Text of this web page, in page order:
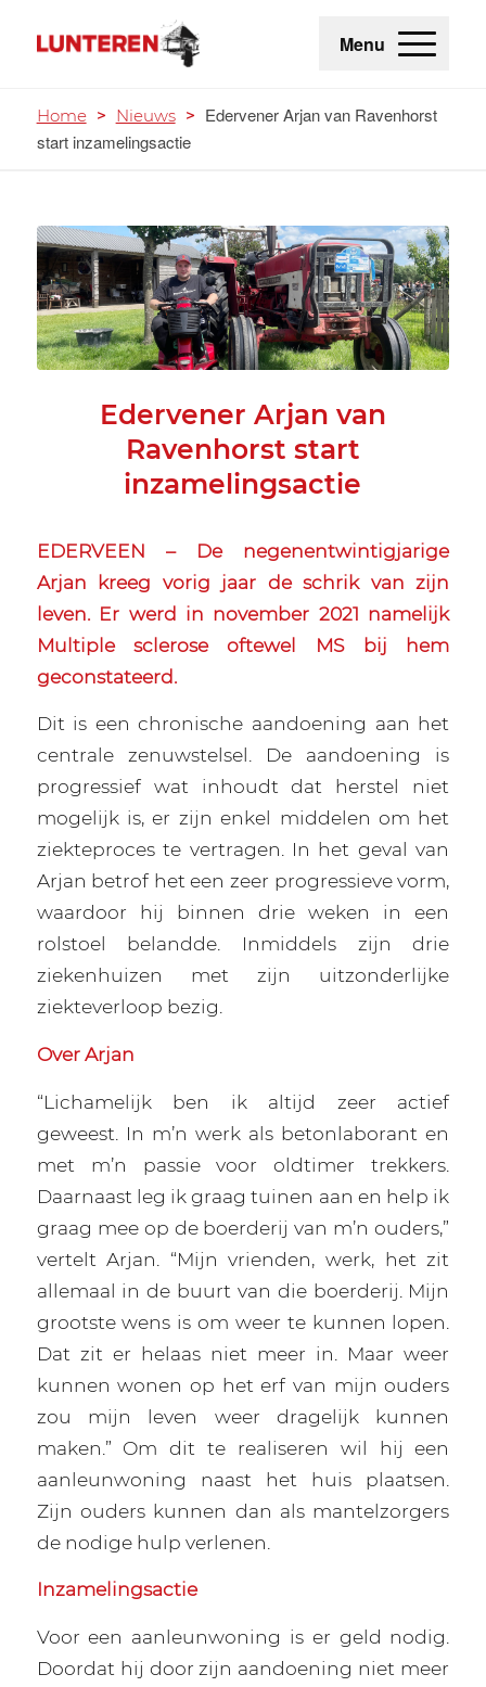
Menu
Home > Nieuws > Edervener Arjan van Ravenhorst
start inzamelingsactie
Edervener Arjan van
Ravenhorst start
inzamelingsactie
EDERVEEN – De negenentwintigjarige
Arjan kreeg vorig jaar de schrik van zijn
leven. Er werd in november 2021 namelijk
Multiple sclerose oftewel MS bij hem
geconstateerd.
Dit is een chronische aandoening aan het
centrale zenuwstelsel. De aandoening is
progressief wat inhoudt dat herstel niet
mogelijk is, er zijn enkel middelen om het
ziekteproces te vertragen. In het geval van
Arjan betrof het een zeer progressieve vorm,
waardoor hij binnen drie weken in een
rolstoel belandde. Inmiddels zijn drie
ziekenhuizen met zijn uitzonderlijke
ziekteverloop bezig.
Over Arjan
“Lichamelijk ben ik altijd zeer actief
geweest. In m’n werk als betonlaborant en
met m’n passie voor oldtimer trekkers.
Daarnaast leg ik graag tuinen aan en help ik
graag mee op de boerderij van m’n ouders,”
vertelt Arjan. “Mijn vrienden, werk, het zit
allemaal in de buurt van die boerderij. Mijn
grootste wens is om weer te kunnen lopen.
Dat zit er helaas niet meer in. Maar weer
kunnen wonen op het erf van mijn ouders
zou mijn leven weer dragelijk kunnen
maken.” Om dit te realiseren wil hij een
aanleunwoning naast het huis plaatsen.
Zijn ouders kunnen dan als mantelzorgers
de nodige hulp verlenen.
Inzamelingsactie
Voor een aanleunwoning is er geld nodig.
Doordat hij door zijn aandoening niet meer